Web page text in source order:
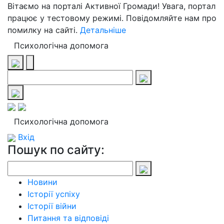
Вітаємо на порталі Активної Громади! Увага, портал
працює у тестовому режимі. Повідомляйте нам про
помилку на сайті. Детальніше
Психологічна допомога
Психологічна допомога
Вхід
Пошук по сайту:
Новини
Історії успіху
Історії війни
Питання та відповіді